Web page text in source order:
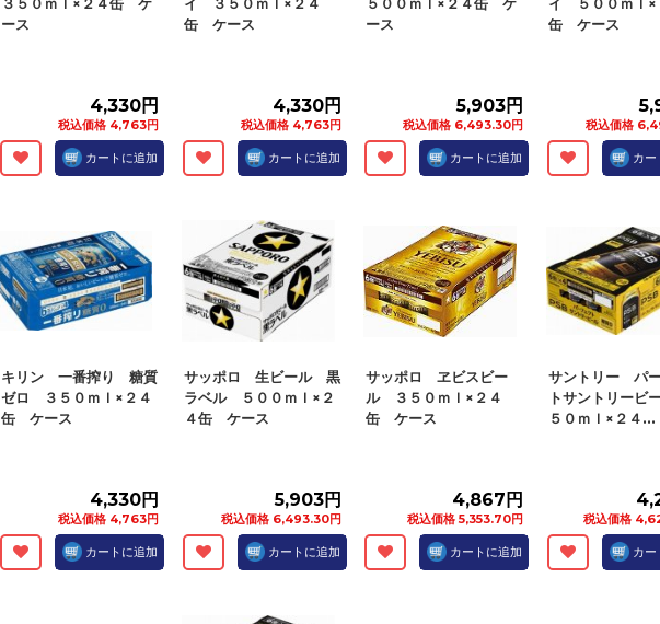
ース
4,330円
税込価格 4,763円
カートに追加
缶 ケース
4,330円
税込価格 4,763円
カートに追加
ース
5,903円
税込価格 6,493.30円
カートに追加
缶 ケース
税込価格
カー
キリン 一番搾り 糖質
ゼロ ３５０ｍｌ×２４
缶 ケース
4,330円
税込価格 4,763円
カートに追加
サッポロ 生ビール 黒
ラベル ５００ｍｌ×２
４缶 ケース
5,903円
税込価格 6,493.30円
カートに追加
サッポロ ヱビスビー
ル ３５０ｍｌ×２４
缶 ケース
4,867円
税込価格 5,353.70円
カートに追加
サントリー パ
トサントリービ
５０ｍｌ×２４...
税込価格
カー